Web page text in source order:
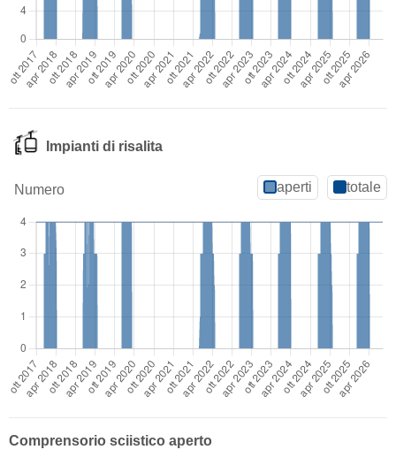
Impianti di risalita
Numero aperti totale
Comprensorio sciistico aperto